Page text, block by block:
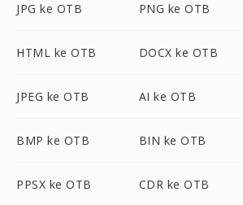
JPG ke OTB PNG ke OTB
HTML ke OTB DOCX ke OTB
JPEG ke OTB AI ke OTB
BMP ke OTB BIN ke OTB
PPSX ke OTB CDR ke OTB